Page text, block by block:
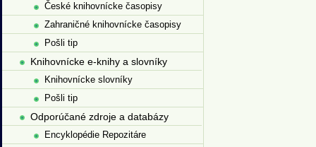
České knihovnícke časopisy
Zahraničné knihovnícke časopisy
Pošli tip
Knihovnícke e-knihy a slovníky
Knihovnícke slovníky
Pošli tip
Odporúčané zdroje a databázy
Encyklopédie Repozitáre